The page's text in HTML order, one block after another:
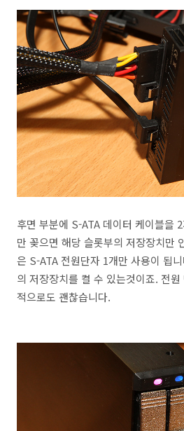
후면 부분에 S-ATA 데이터 케이블을
만 꽂으면 해당 슬롯부의 저장장치만
은 S-ATA 전원단자 1개만 사용이 됩
의 저장장치를 켤 수 있는것이죠. 전
적으로도 괜찮습니다.